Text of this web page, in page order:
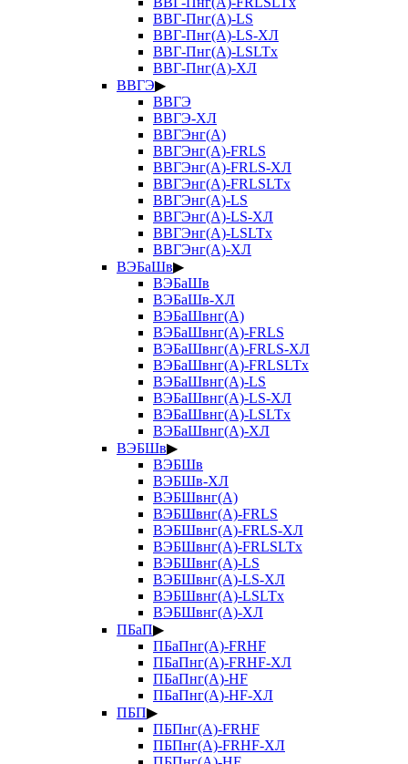
ВВГ-Пнг(А)-LS
ВВГ-Пнг(А)-LS-ХЛ
ВВГ-Пнг(А)-LSLTx
ВВГ-Пнг(А)-ХЛ
ВВГЭ▶
ВВГЭ
ВВГЭ-ХЛ
ВВГЭнг(А)
ВВГЭнг(А)-FRLS
ВВГЭнг(А)-FRLS-ХЛ
ВВГЭнг(А)-FRLSLTx
ВВГЭнг(А)-LS
ВВГЭнг(А)-LS-ХЛ
ВВГЭнг(А)-LSLTx
ВВГЭнг(А)-ХЛ
ВЭБаШв▶
ВЭБаШв
ВЭБаШв-ХЛ
ВЭБаШвнг(А)
ВЭБаШвнг(А)-FRLS
ВЭБаШвнг(А)-FRLS-ХЛ
ВЭБаШвнг(А)-FRLSLTx
ВЭБаШвнг(А)-LS
ВЭБаШвнг(А)-LS-ХЛ
ВЭБаШвнг(А)-LSLTx
ВЭБаШвнг(А)-ХЛ
ВЭБШв▶
ВЭБШв
ВЭБШв-ХЛ
ВЭБШвнг(А)
ВЭБШвнг(А)-FRLS
ВЭБШвнг(А)-FRLS-ХЛ
ВЭБШвнг(А)-FRLSLTx
ВЭБШвнг(А)-LS
ВЭБШвнг(А)-LS-ХЛ
ВЭБШвнг(А)-LSLTx
ВЭБШвнг(А)-ХЛ
ПБаП▶
ПБаПнг(А)-FRHF
ПБаПнг(А)-FRHF-ХЛ
ПБаПнг(А)-HF
ПБаПнг(А)-HF-ХЛ
ПБП▶
ПБПнг(А)-FRHF
ПБПнг(А)-FRHF-ХЛ